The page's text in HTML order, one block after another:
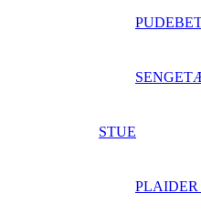
STUE